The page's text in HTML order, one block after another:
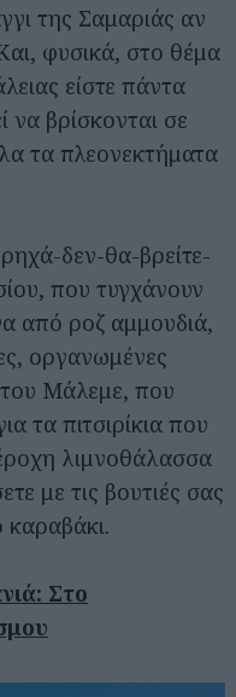
της Σαμαριάς αν
φυσικά, στο θέμα
είστε πάντα
να βρίσκονται σε
τα πλεονεκτήματα
δεν-θα-βρείτε-
που τυγχάνουν
από ροζ αμμουδιά,
οργανωμένες
του Μάλεμε, που
τα πιτσιρίκια που
λιμνοθάλασσα
με τις βουτιές σας
Στο